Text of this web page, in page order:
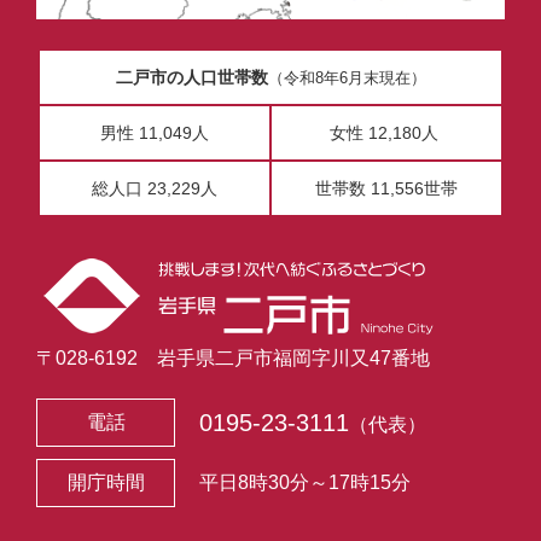
二戸市の人口世帯数（令和8年6月末現在）
男性 11,049人 女性 12,180人
総人口 23,229人 世帯数 11,556世帯
〒028-6192 岩手県二戸市福岡字川又47番地
電話 0195-23-3111 （代表）
開庁時間 平日8時30分～17時15分